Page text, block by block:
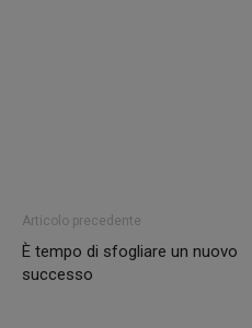
Articolo precedente
È tempo di sfogliare un nuovo
successo